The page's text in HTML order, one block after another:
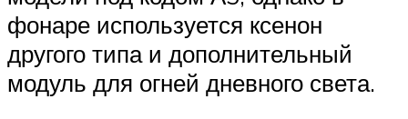
фонаре используется ксенон
другого типа и дополнительный
модуль для огней дневного света.